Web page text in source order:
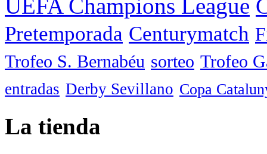
UEFA Champions League
Pretemporada Centurymatch
Trofeo S. Bernabéu sorteo Trofeo
entradas Derby Sevillano Copa
La tienda